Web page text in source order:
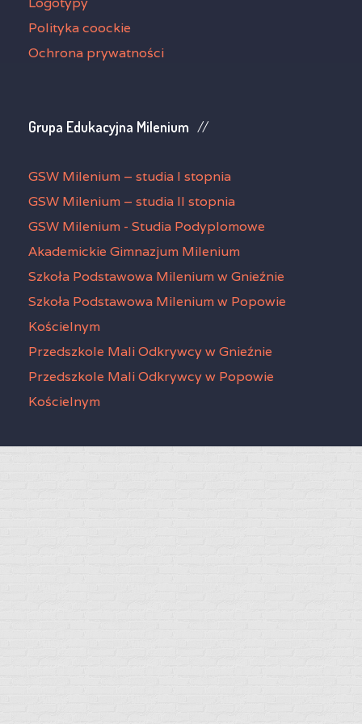
Polityka coockie
Ochrona prywatności
Grupa Edukacyjna Milenium
GSW Milenium – studia I stopnia
GSW Milenium – studia II stopnia
GSW Milenium - Studia Podyplomowe
Akademickie Gimnazjum Milenium
Szkoła Podstawowa Milenium w Gnieźnie
Szkoła Podstawowa Milenium w Popowie
Kościelnym
Przedszkole Mali Odkrywcy w Gnieźnie
Przedszkole Mali Odkrywcy w Popowie
Kościelnym